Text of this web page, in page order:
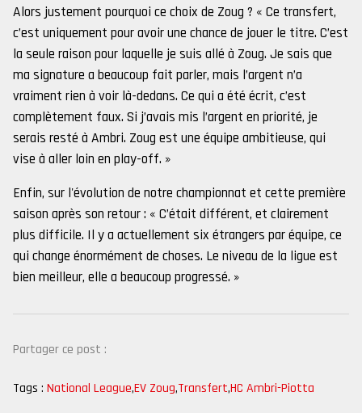
Alors justement pourquoi ce choix de Zoug ? « Ce transfert,
c’est uniquement pour avoir une chance de jouer le titre. C’est
la seule raison pour laquelle je suis allé à Zoug. Je sais que
ma signature a beaucoup fait parler, mais l’argent n’a
vraiment rien à voir là-dedans. Ce qui a été écrit, c’est
complètement faux. Si j’avais mis l’argent en priorité, je
serais resté à Ambri. Zoug est une équipe ambitieuse, qui
vise à aller loin en play-off. »
Enfin, sur l'évolution de notre championnat et cette première
saison après son retour : « C’était différent, et clairement
plus difficile. Il y a actuellement six étrangers par équipe, ce
qui change énormément de choses. Le niveau de la ligue est
bien meilleur, elle a beaucoup progressé. »
Partager ce post :
Tags : National League,EV Zoug,Transfert,HC Ambri-Piotta